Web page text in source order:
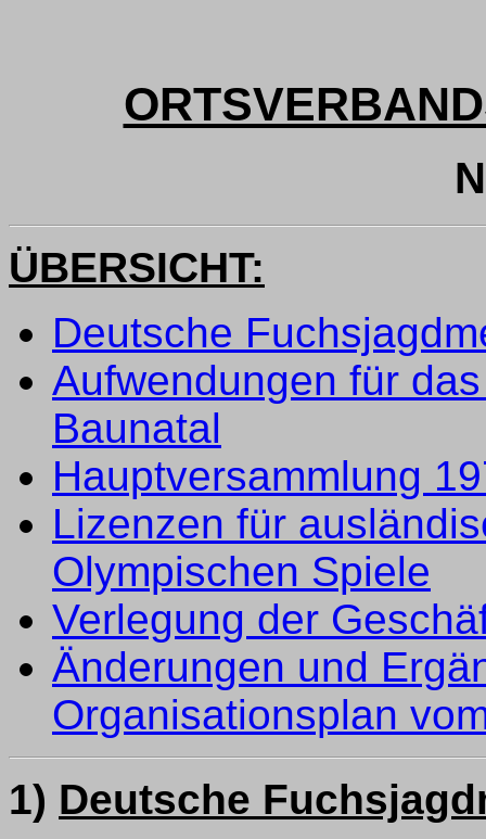
ÜBERSICHT:
Deutsche
Aufwendungen für
Baunatal
Hauptversammlung
Lizenzen für
Olympischen Spiele
Verlegung der
Änderungen und
Organisationsplan
1) Deutsche